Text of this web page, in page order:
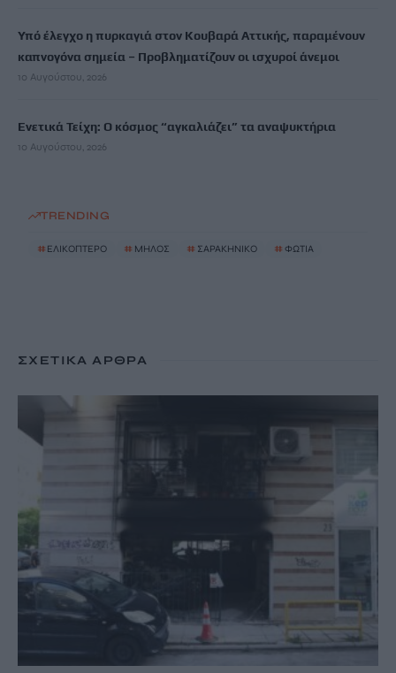
Υπό έλεγχο η πυρκαγιά στον Κουβαρά Αττικής, παραμένουν
καπνογόνα σημεία – Προβληματίζουν οι ισχυροί άνεμοι
10 Αυγούστου, 2026
Ενετικά Τείχη: Ο κόσμος “αγκαλιάζει” τα αναψυκτήρια
10 Αυγούστου, 2026
TRENDING
# ΕΛΙΚΟΠΤΕΡΟ # ΜΗΛΟΣ # ΣΑΡΑΚΗΝΙΚΟ # ΦΩΤΙΑ
ΣΧΕΤΙΚΆ ΆΡΘΡΑ